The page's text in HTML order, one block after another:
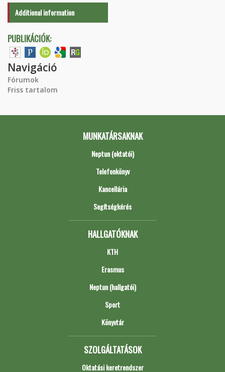
Additional information
PUBLIKÁCIÓK:
Navigáció
Fórumok
Friss tartalom
MUNKATÁRSAKNAK
Neptun (oktatói)
Telefonkönyv
Kancellária
Segítségkérés
HALLGATÓKNAK
KTH
Erasmus
Neptun (hallgatói)
Sport
Könyvtár
SZOLGÁLTATÁSOK
Oktatási keretrendszer